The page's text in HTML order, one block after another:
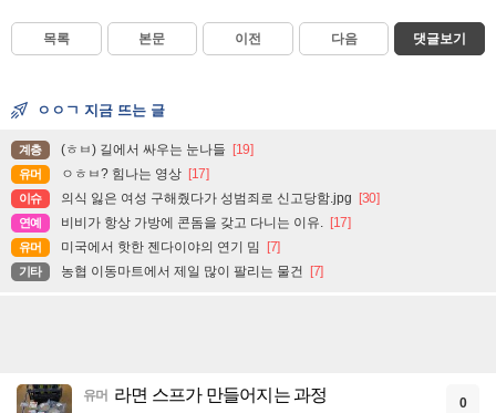
목록 본문 이전 다음 댓글보기
ㅇㅇㄱ 지금 뜨는 글
계층 (ㅎㅂ) 길에서 싸우는 눈나들 [19]
유머 ㅇㅎㅂ? 힘나는 영상 [17]
이슈 의식 잃은 여성 구해줬다가 성범죄로 신고당함.jpg [30]
연예 비비가 항상 가방에 콘돔을 갖고 다니는 이유. [17]
유머 미국에서 핫한 젠다이야의 연기 밈 [7]
기타 농협 이동마트에서 제일 많이 팔리는 물건 [7]
유머 라면 스프가 만들어지는 과정 0